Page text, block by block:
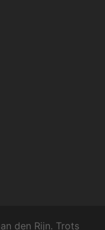
den Rijn. Trots